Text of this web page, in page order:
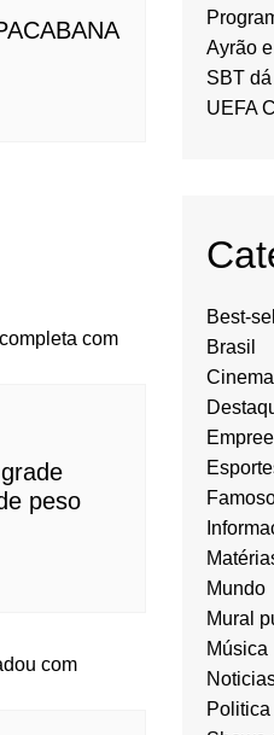
peso
Ayrão
SBT
UEFA
Best-
Brasil
Cinema
Mundo
Mural
Música
Politica